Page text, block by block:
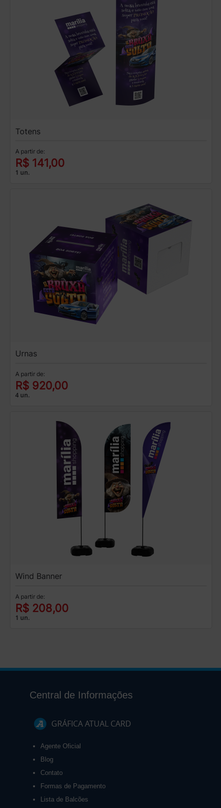
Totens
A partir de:
R$ 141,00
1 un.
Urnas
A partir de:
R$ 920,00
4 un.
Wind Banner
A partir de:
R$ 208,00
1 un.
Central de Informações
GRÁFICA ATUAL CARD
Agente Oficial
Blog
Contato
Formas de Pagamento
Lista de Balcões